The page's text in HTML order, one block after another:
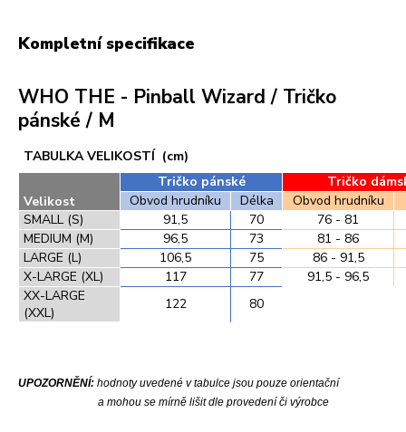
Kompletní specifikace
WHO THE - Pinball Wizard / Tričko
pánské / M
TABULKA VELIKOSTÍ (cm)
Velikost
Tričko pánské
Tričko
Obvod hrudníku
Délka
Obvod hrudníku
SMALL (S)
91,5 70
76 - 81
MEDIUM (M)
96,5 73
81 - 86
LARGE (L)
106,5 75
86 - 91,5
X-LARGE (XL)
117 77
91,5 - 96,5
XX-LARGE
(XXL)
122 80
UPOZORNĚNÍ: hodnoty uvedené v tabulce jsou pouze orientační
a mohou se mírně lišit dle provedení či výrobce